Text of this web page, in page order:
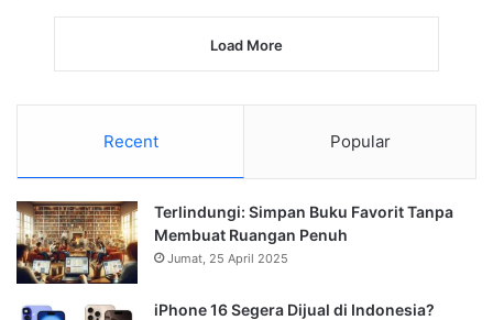
Load More
Recent Popular
Terlindungi: Simpan Buku Favorit Tanpa
Membuat Ruangan Penuh
Jumat, 25 April 2025
iPhone 16 Segera Dijual di Indonesia?